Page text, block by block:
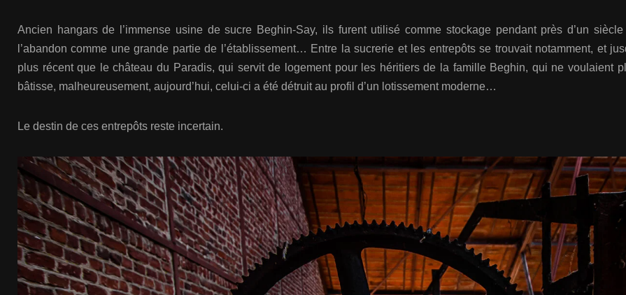
Ancien hangars de l’immense usine de sucre Beghin-Say, ils furent utilisé comme stockage pendant près d’un
l’abandon comme une grande partie de l’établissement… Entre la sucrerie et les entrepôts se trouvait notamment, et
plus récent que le château du Paradis, qui servit de logement pour les héritiers de la famille Beghin, qui ne voulaient
bâtisse, malheureusement, aujourd’hui, celui-ci a été détruit au profil d’un lotissement moderne…
Le destin de ces entrepôts reste incertain.